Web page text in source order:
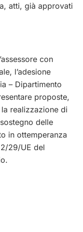
atti, già approvati
con
l’adesione
– Dipartimento
proposte,
realizzazione di
delle
in ottemperanza
29/UE del